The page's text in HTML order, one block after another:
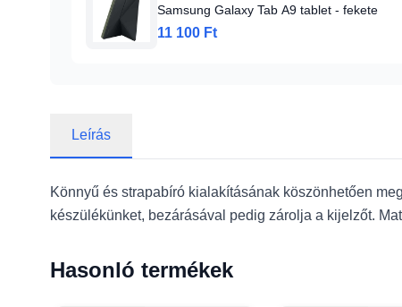
Samsung Galaxy Tab A9 tablet - fekete
11 100 Ft
Leírás
Könnyű és strapabíró kialakításának köszönhetően
készülékünket, bezárásával pedig zárolja a kijelzőt.
Hasonló termékek